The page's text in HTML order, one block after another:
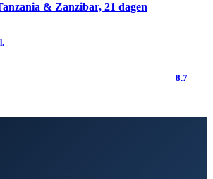
& Zanzibar, 21 dagen
8.7